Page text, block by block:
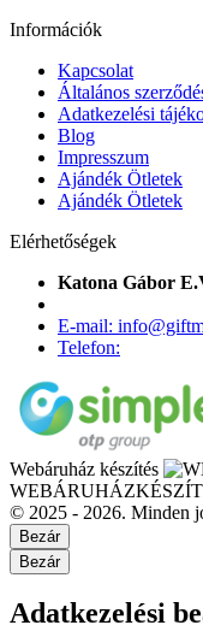
Információk
Kapcsolat
Általános
Adatkezelési
Blog
Impresszum
Ajándék Ötletek
Ajándék Ötletek
Elérhetőségek
Katona Gábor
E-mail:
Telefon:
Webáruház készítés
© 2025 - 2026. Minden
Bezár
Bezár
Adatkezelési